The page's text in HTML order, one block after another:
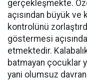
gerçekleşmekte.
açısından büyük
kontrolünü
göstermesi
etmektedir.
batmayan çocuklar
yani olumsuz